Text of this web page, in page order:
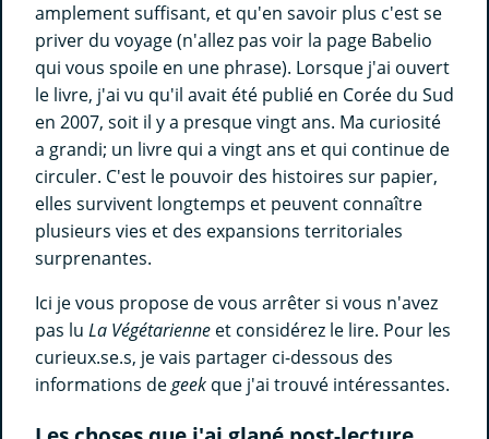
amplement suffisant, et qu'en savoir plus c'est se
priver du voyage (n'allez pas voir la page Babelio
qui vous spoile en une phrase). Lorsque j'ai ouvert
le livre, j'ai vu qu'il avait été publié en Corée du Sud
en 2007, soit il y a presque vingt ans. Ma curiosité
a grandi; un livre qui a vingt ans et qui continue de
circuler. C'est le pouvoir des histoires sur papier,
elles survivent longtemps et peuvent connaître
plusieurs vies et des expansions territoriales
surprenantes.
Ici je vous propose de vous arrêter si vous n'avez
pas lu La Végétarienne et considérez le lire. Pour les
curieux.se.s, je vais partager ci-dessous des
informations degeek que j'ai trouvé intéressantes.